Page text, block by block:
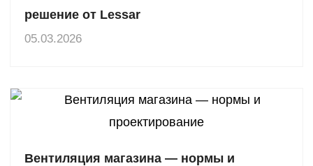
решение от Lessar
05.03.2026
Вентиляция магазина — нормы и